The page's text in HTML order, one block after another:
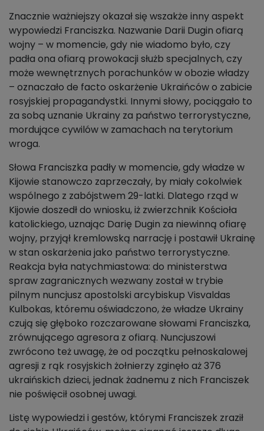
Znacznie ważniejszy okazał się wszakże inny aspekt
wypowiedzi Franciszka. Nazwanie Darii Dugin ofiarą
wojny – w momencie, gdy nie wiadomo było, czy
padła ona ofiarą prowokacji służb specjalnych, czy
może wewnętrznych porachunków w obozie władzy
– oznaczało de facto oskarżenie Ukraińców o zabicie
rosyjskiej propagandystki. Innymi słowy, pociągało to
za sobą uznanie Ukrainy za państwo terrorystyczne,
mordujące cywilów w zamachach na terytorium
wroga.
Słowa Franciszka padły w momencie, gdy władze w
Kijowie stanowczo zaprzeczały, by miały cokolwiek
wspólnego z zabójstwem 29-latki. Dlatego rząd w
Kijowie doszedł do wniosku, iż zwierzchnik Kościoła
katolickiego, uznając Darię Dugin za niewinną ofiarę
wojny, przyjął kremlowską narrację i postawił Ukrainę
w stan oskarżenia jako państwo terrorystyczne.
Reakcja była natychmiastowa: do ministerstwa
spraw zagranicznych wezwany został w trybie
pilnym nuncjusz apostolski arcybiskup Visvaldas
Kulbokas, któremu oświadczono, że władze Ukrainy
czują się głęboko rozczarowane słowami Franciszka,
zrównującego agresora z ofiarą. Nuncjuszowi
zwrócono też uwagę, że od początku pełnoskalowej
agresji z rąk rosyjskich żołnierzy zginęło aż 376
ukraińskich dzieci, jednak żadnemu z nich Franciszek
nie poświęcił osobnej uwagi.
Listę wypowiedzi i gestów, którymi Franciszek zraził